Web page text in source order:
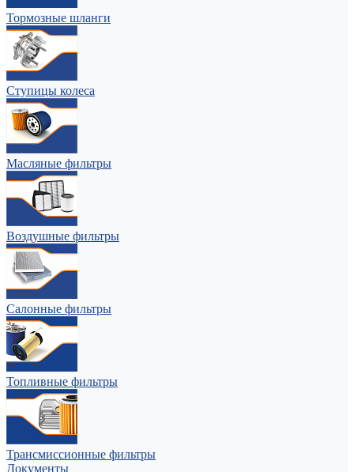
Тормозные шланги
Ступицы колеса
Масляные фильтры
Воздушные фильтры
Салонные фильтры
Топливные фильтры
Трансмиссионные фильтры
Документы